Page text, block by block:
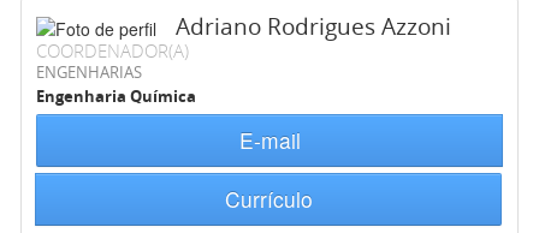
Adriano Rodrigues Azzoni
COORDENADOR(A)
ENGENHARIAS
Engenharia Química
E-mail
Currículo